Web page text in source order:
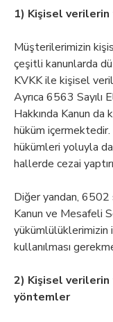
1) Kişisel verilerin
Müşterilerimizin
çeşitli kanunlarda
KVKK ile kişisel
Ayrıca 6563
Hakkında Kanun da
hüküm içermektedir.
hükümleri yoluyla
hallerde cezai
Diğer yandan, 6502
Kanun ve Mesafeli
yükümlülüklerimizin
kullanılması
2) Kişisel verilerin
yöntemler